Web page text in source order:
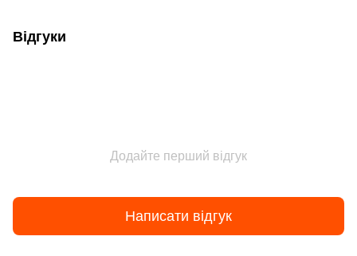
Відгуки
Додайте перший відгук
Написати відгук